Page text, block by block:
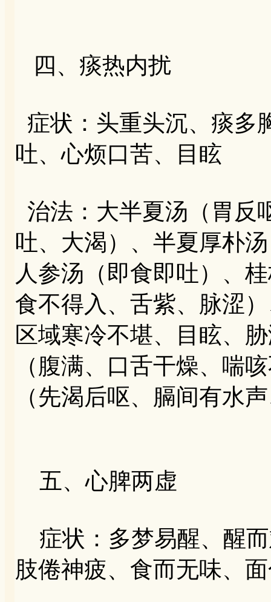
四、痰热内扰
症状：头重头沉、痰多
吐、心烦口苦、目眩
治法：大半夏汤（胃反
吐、大渴）、半夏厚朴
人参汤（即食即吐）、
食不得入、舌紫、脉涩
区域寒冷不堪、目眩、
（腹满、口舌干燥、喘
（先渴后呕、膈间有水
五、心脾两虚
症状：多梦易醒、醒
肢倦神疲、食而无味、